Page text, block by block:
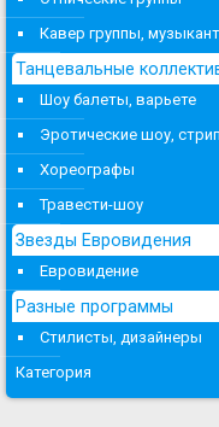
Кавер группы,
Танцевальные
Шоу балеты, варьете
Эротические шоу,
Хореографы
Травести-шоу
Звезды Евровидения
Евровидение
Разные программы
Стилисты, дизайнеры
Категория